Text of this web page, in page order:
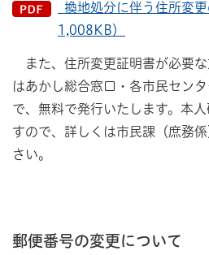
換地処分に伴う住所変更
1,008KB）
また、住所変更証明書が必要
はあかし総合窓口・各市民セン
で、無料で発行いたします。本
すので、詳しくは市民課（庶務
さい。
郵便番号の変更について